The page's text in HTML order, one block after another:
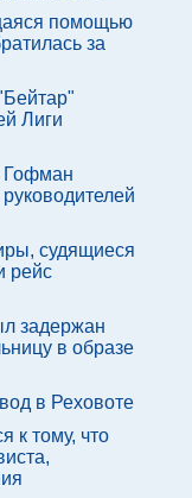
помощью
за
Лиги
Гофман
судящиеся
рейс
задержан
в образе
в Реховоте
к тому, что